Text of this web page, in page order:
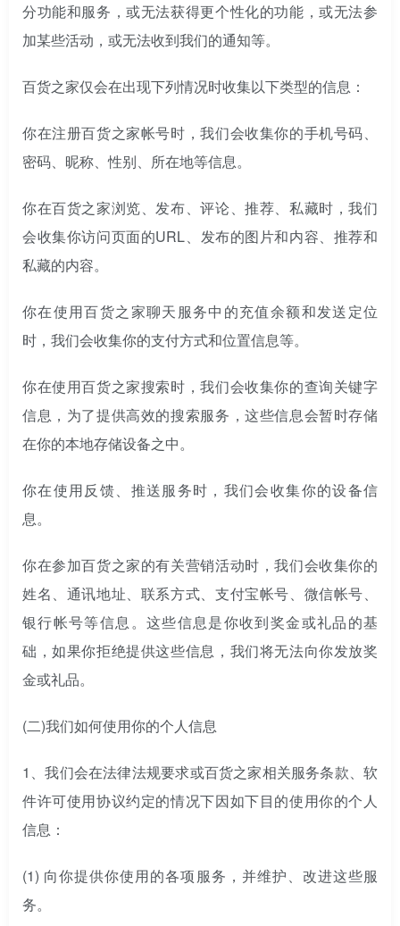
分功能和服务，或无法获得更个性化的功能，或无法参
加某些活动，或无法收到我们的通知等。
百货之家仅会在出现下列情况时收集以下类型的信息：
你在注册百货之家帐号时，我们会收集你的手机号码、
密码、昵称、性别、所在地等信息。
你在百货之家浏览、发布、评论、推荐、私藏时，我们
会收集你访问页面的URL、发布的图片和内容、推荐和
私藏的内容。
你在使用百货之家聊天服务中的充值余额和发送定位
时，我们会收集你的支付方式和位置信息等。
你在使用百货之家搜索时，我们会收集你的查询关键字
信息，为了提供高效的搜索服务，这些信息会暂时存储
在你的本地存储设备之中。
你在使用反馈、推送服务时，我们会收集你的设备信
息。
你在参加百货之家的有关营销活动时，我们会收集你的
姓名、通讯地址、联系方式、支付宝帐号、微信帐号、
银行帐号等信息。这些信息是你收到奖金或礼品的基
础，如果你拒绝提供这些信息，我们将无法向你发放奖
金或礼品。
(二)我们如何使用你的个人信息
1、我们会在法律法规要求或百货之家相关服务条款、软
件许可使用协议约定的情况下因如下目的使用你的个人
信息：
(1) 向你提供你使用的各项服务，并维护、改进这些服
务。